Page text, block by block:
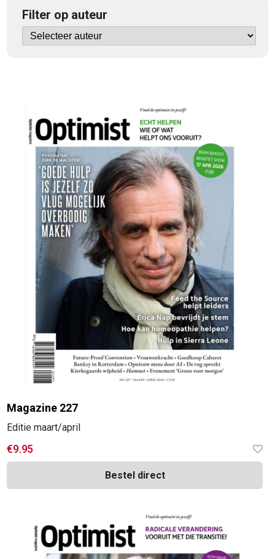
Filter op auteur
Magazine 227
Editie maart/april
€9.95
Bestel direct